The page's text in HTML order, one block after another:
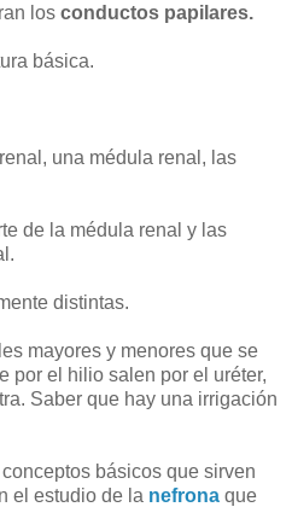
los conductos papilares.
básica.
una médula renal, las
de la médula renal y las
distintas.
mayores y menores que se
por el hilio salen por el uréter,
Saber que hay una irrigación
básicos que sirven
el estudio de la nefrona que